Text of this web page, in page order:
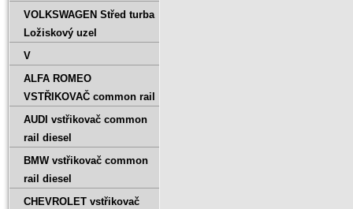
VOLKSWAGEN Střed turba
Ložiskový uzel
V
ALFA ROMEO
VSTŘIKOVAČ common rail
AUDI vstřikovač common
rail diesel
BMW vstřikovač common
rail diesel
CHEVROLET vstřikovač